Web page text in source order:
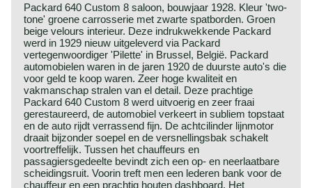
Packard 640 Custom 8 saloon, bouwjaar 1928. Kleur 'two-
tone' groene carrosserie met zwarte spatborden. Groen
beige velours interieur. Deze indrukwekkende Packard
werd in 1929 nieuw uitgeleverd via Packard
vertegenwoordiger 'Pilette' in Brussel, België. Packard
automobielen waren in de jaren 1920 de duurste auto's die
voor geld te koop waren. Zeer hoge kwaliteit en
vakmanschap stralen van el detail. Deze prachtige
Packard 640 Custom 8 werd uitvoerig en zeer fraai
gerestaureerd, de automobiel verkeert in subliem topstaat
en de auto rijdt verrassend fijn. De achtcilinder lijnmotor
draait bijzonder soepel en de versnellingsbak schakelt
voortreffelijk. Tussen het chauffeurs en
passagiersgedeelte bevindt zich een op- en neerlaatbare
scheidingsruit. Voorin treft men een lederen bank voor de
chauffeur en een prachtig houten dashboard. Het